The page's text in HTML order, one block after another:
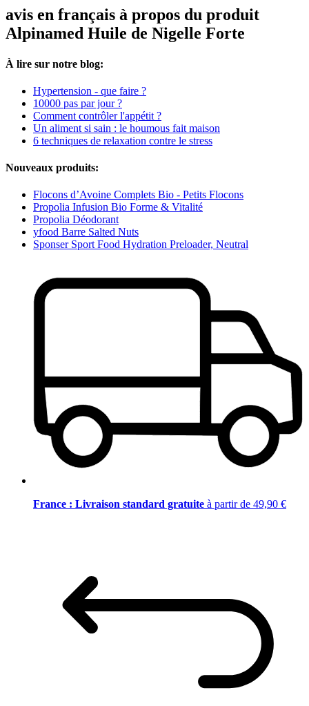
avis en français à propos du produit
Alpinamed Huile de Nigelle Forte
À lire sur notre blog:
Hypertension - que faire ?
10000 pas par jour ?
Comment contrôler l'appétit ?
Un aliment si sain : le houmous fait maison
6 techniques de relaxation contre le stress
Nouveaux produits:
Flocons d’Avoine Complets Bio - Petits Flocons
Propolia Infusion Bio Forme & Vitalité
Propolia Déodorant
yfood Barre Salted Nuts
Sponser Sport Food Hydration Preloader, Neutral
France : Livraison standard gratuite à partir de 49,90 €